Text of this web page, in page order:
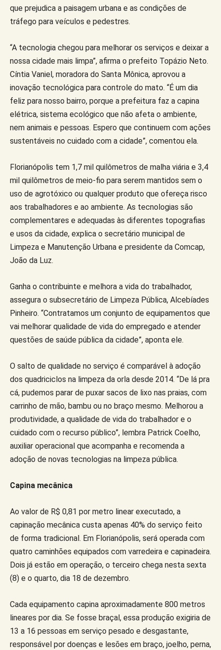
que prejudica a paisagem urbana e as condições de
tráfego para veículos e pedestres.
“A tecnologia chegou para melhorar os serviços e deixar a
nossa cidade mais limpa”, afirma o prefeito Topázio Neto.
Cíntia Vaniel, moradora do Santa Mônica, aprovou a
inovação tecnológica para controle do mato. “É um dia
feliz para nosso bairro, porque a prefeitura faz a capina
elétrica, sistema ecológico que não afeta o ambiente,
nem animais e pessoas. Espero que continuem com ações
sustentáveis no cuidado com a cidade”, comentou ela.
Florianópolis tem 1,7 mil quilômetros de malha viária e 3,4
mil quilômetros de meio-fio para serem mantidos sem o
uso de agrotóxico ou qualquer produto que ofereça risco
aos trabalhadores e ao ambiente. As tecnologias são
complementares e adequadas às diferentes topografias
e usos da cidade, explica o secretário municipal de
Limpeza e Manutenção Urbana e presidente da Comcap,
João da Luz.
Ganha o contribuinte e melhora a vida do trabalhador,
assegura o subsecretário de Limpeza Pública, Alcebíades
Pinheiro. “Contratamos um conjunto de equipamentos que
vai melhorar qualidade de vida do empregado e atender
questões de saúde pública da cidade”, aponta ele.
O salto de qualidade no serviço é comparável à adoção
dos quadriciclos na limpeza da orla desde 2014. “De lá pra
cá, pudemos parar de puxar sacos de lixo nas praias, com
carrinho de mão, bambu ou no braço mesmo. Melhorou a
produtividade, a qualidade de vida do trabalhador e o
cuidado com o recurso público”, lembra Patrick Coelho,
auxiliar operacional que acompanha e recomenda a
adoção de novas tecnologias na limpeza pública.
Capina mecânica
Ao valor de R$ 0,81 por metro linear executado, a
capinação mecânica custa apenas 40% do serviço feito
de forma tradicional. Em Florianópolis, será operada com
quatro caminhões equipados com varredeira e capinadeira.
Dois já estão em operação, o terceiro chega nesta sexta
(8) e o quarto, dia 18 de dezembro.
Cada equipamento capina aproximadamente 800 metros
lineares por dia. Se fosse braçal, essa produção exigiria de
13 a 16 pessoas em serviço pesado e desgastante,
responsável por doenças e lesões em braço, joelho, perna,